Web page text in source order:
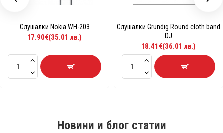
Слушалки Nokia WH-203
17.90€(35.01 лв.)
Слушалки Grundig Round cloth band
DJ
18.41€(36.01 лв.)
Новини и блог статии